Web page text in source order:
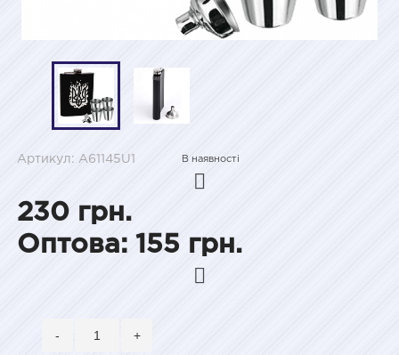
Артикул: A61145U1 В наявності
230 грн.
Оптова: 155 грн.
- +